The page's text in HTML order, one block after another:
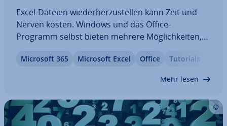
Excel-Dateien wie­der­her­zu­stel­len kann Zeit und
Nerven kosten. Windows und das Office-
Programm selbst bieten mehrere Mög­lich­kei­ten,
durch einen Pro­gramm­ab­sturz oder Be­die­nungs­
Microsoft 365 Microsoft Excel Office Tutorials
Mehr lesen